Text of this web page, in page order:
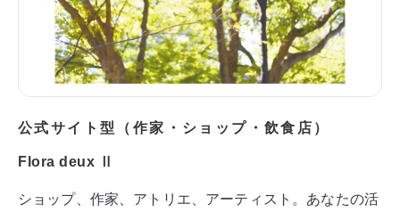
公式サイト型（作家・ショップ・飲食店）
Flora deux Ⅱ
ショップ、作家、アトリエ、アーティスト。あなたの活